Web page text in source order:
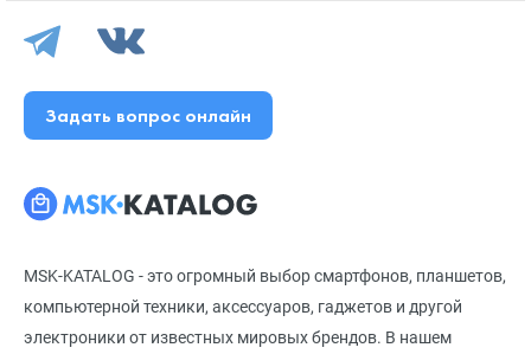
MSK-KATALOG - это огромный выбор смартфонов, планшетов,
компьютерной техники, аксессуаров, гаджетов и другой
электроники от известных мировых брендов. В нашем
Задать вопрос онлайн